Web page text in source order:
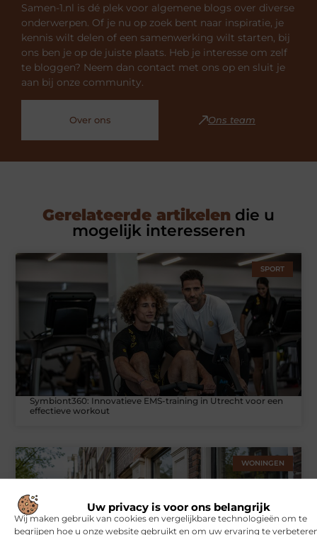
Uw privacy is voor ons belangrijk
Wij maken gebruik van cookies en vergelijkbare technologieën om te
begrijpen hoe u onze website gebruikt en om uw ervaring te
Samen-1.nl is dé plek voor algemene blogs over diverse
onderwerpen. Of je nu op zoek bent naar inspiratie, je
kennis wilt delen of een samenwerking wilt starten, bij
ons ben je op de juiste plaats. Heb je interesse om zelf
te bloggen? Neem dan contact met ons op en sluit je
aan bij onze community.
Over ons Ons team
Gerelateerde artikelen die u
mogelijk interesseren
SPORT
Symbiont360: Innovatieve EMS-training in Utrecht voor een
effectieve workout
WONINGEN